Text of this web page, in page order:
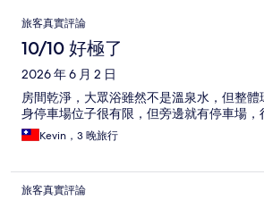
評
論
旅客真實評論
10/10 好極了
2026 年 6 月 2 日
房間乾淨，大眾浴雖然不是溫泉水，但整
身停車場位子很有限，但旁邊就有停車場，
Kevin，3 晚旅行
旅客真實評論